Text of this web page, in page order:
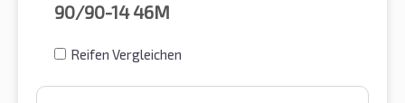
90/90-1446M
Reifen Vergleichen